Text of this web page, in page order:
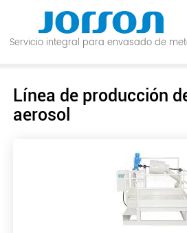
Servicio integral para envasado de
Línea de producción
aerosol